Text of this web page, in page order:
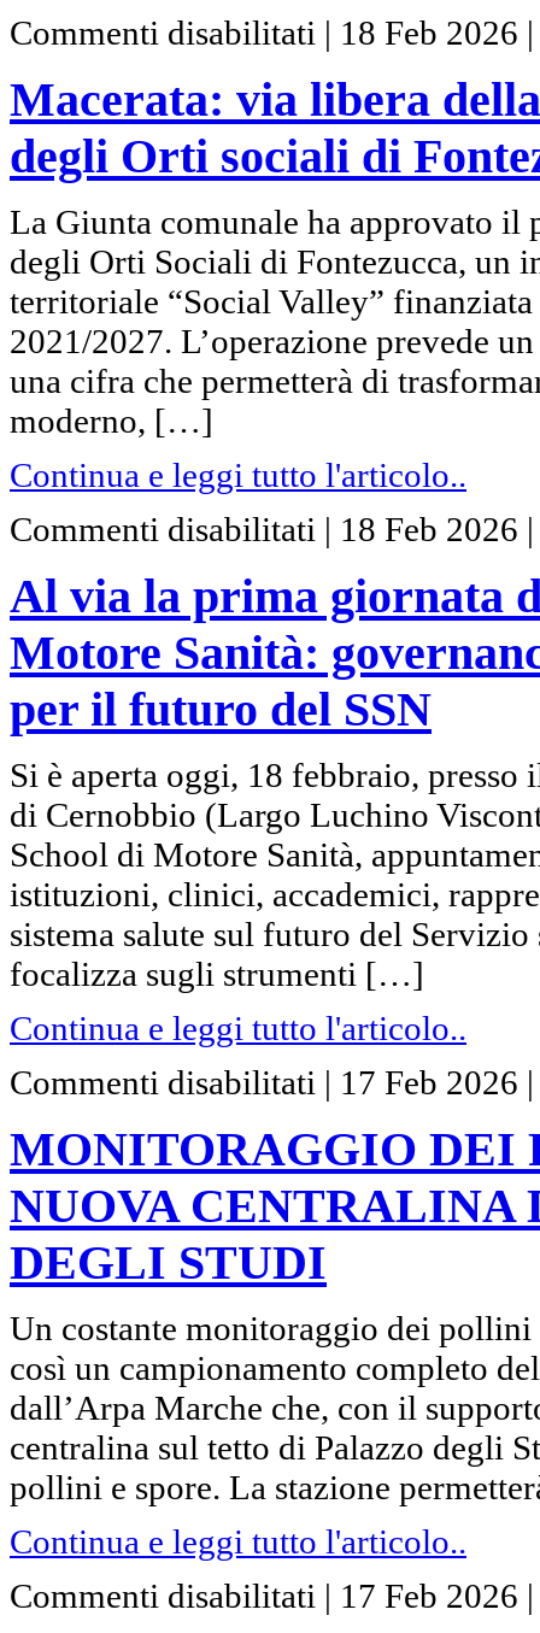
Commenti disabilitati su
Macerata:
via
della
Giunta
alla
rigenerazione
Orti
di
Fontezucca
| 18 Feb 2026
Macerata: via libera
degli Orti sociali di
La Giunta comunale ha approvato
degli Orti Sociali di Fontezucca, un
territoriale “Social Valley”
2021/2027. L’operazione prevede
una cifra che permetterà di
moderno, […]
Continua e leggi tutto l'articolo..
Commenti disabilitati su
via
prima
giornata
della
Cernobbio
School
di
Motore
Sanità:
governance,
e
prevenzione
per
il
futuro
| 18 Feb 2026
Al via la prima giornata
Motore Sanità:
per il futuro del SSN
Si è aperta oggi, 18 febbraio,
di Cernobbio (Largo Luchino
School di Motore Sanità,
istituzioni, clinici, accademici,
sistema salute sul futuro del
focalizza sugli strumenti […]
Continua e leggi tutto l'articolo..
Commenti disabilitati su
MONITORAGGIO
DEI
NELL’ARIA,
NUOVA
CENTRALINA
DELL’ARPA
PALAZZO
DEGLI
| 17 Feb 2026
MONITORAGGIO DEI
NUOVA CENTRALINA
DEGLI STUDI
Un costante monitoraggio dei
così un campionamento completo
dall’Arpa Marche che, con il
centralina sul tetto di Palazzo degli
pollini e spore. La stazione
Continua e leggi tutto l'articolo..
Commenti disabilitati su
Giornata
Internazionale
| 17 Feb 2026